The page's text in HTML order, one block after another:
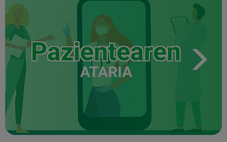
Pazientearen
ATARIA